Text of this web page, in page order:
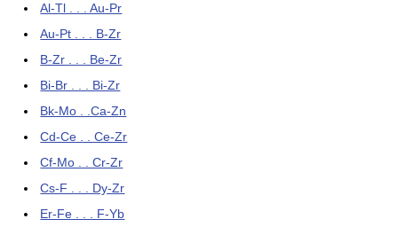
Al-Tl . . . Au-Pr
Au-Pt . . . B-Zr
B-Zr . . . Be-Zr
Bi-Br . . . Bi-Zr
Bk-Mo . .Ca-Zn
Cd-Ce . . Ce-Zr
Cf-Mo . . Cr-Zr
Cs-F . . . Dy-Zr
Er-Fe . . . F-Yb